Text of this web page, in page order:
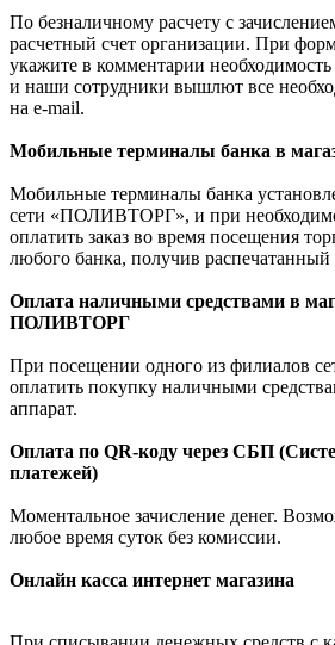
По безналичному расчету с
расчетный счет организации. При
укажите в комментарии
и наши сотрудники вышлют все
на e-mail.
Мобильные терминалы банка в
Мобильные терминалы банка
сети «ПОЛИВТОРГ», и при
оплатить заказ во время посещения
любого банка, получив распечатанный
Оплата наличными средствами в
ПОЛИВТОРГ
При посещении одного из филиалов
оплатить покупку наличными
аппарат.
Оплата по QR-коду через СБП
платежей)
Моментальное зачисление денег.
любое время суток без комиссии.
Онлайн касса интернет магазина